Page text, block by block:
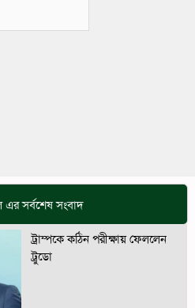
এর সর্বশেষ সংবাদ
ট্রাম্পকে কঠিন পরীক্ষায় ফেললেন
ট্রুডো